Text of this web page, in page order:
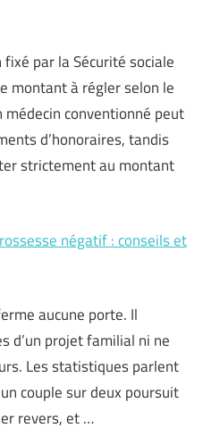
par la Sécurité sociale
montant à régler selon le
conventionné peut
d’honoraires, tandis
strictement au montant
négatif : conseils et
aucune porte. Il
d’un projet familial ni ne
Les statistiques parlent
couple sur deux poursuit
revers, et …